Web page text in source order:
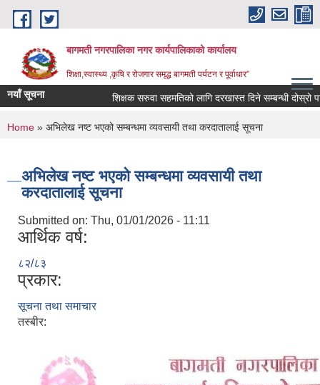
Skip to main content
बागमती नगरपालिका नगर कार्यपालिकाको कार्यालय
शिक्षा,स्वास्थ्य ,कृषि र रोजगार समृद्ध बागमती पर्यटन र पूर्वाधार”
नयाँ सूचना शिक्षक सरुवा सहमतिको लागि दरखास्त दिने सम्बन्धी
You are here
Home » अभिलेख नष्ट भएको सम्बन्धमा व्यवसायी तथा करदातालाई सूचना
अभिलेख नष्ट भएको सम्बन्धमा व्यवसायी तथा
करदातालाई सूचना
Submitted on: Thu, 01/01/2026 - 11:11
आर्थिक वर्ष:
८२/८३
प्रकार:
सूचना तथा समाचार
तस्बीर: